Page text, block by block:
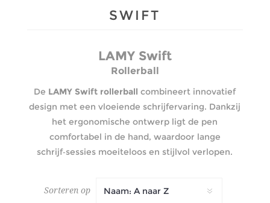
SWIFT
LAMY Swift
Rollerball
De LAMY Swift rollerball combineert innovatief
design met een vloeiende schrijfervaring. Dankzij
het ergonomische ontwerp ligt de pen
comfortabel in de hand, waardoor lange
schrijf‑sessies moeiteloos en stijlvol verlopen.
Sorteren op